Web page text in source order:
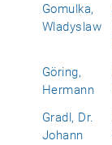
Gomulka,
Wladyslaw
Göring,
Hermann
Gradl, Dr.
Johann